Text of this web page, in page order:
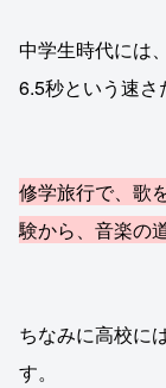
中学生時代には
6.5秒という速さ
修学旅行で、歌
験から、音楽の
ちなみに高校に
す。